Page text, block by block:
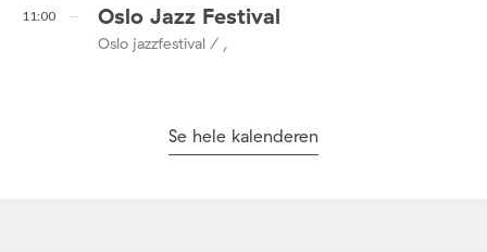
11:00 Oslo Jazz Festival
Oslo jazzfestival / ,
Se hele kalenderen